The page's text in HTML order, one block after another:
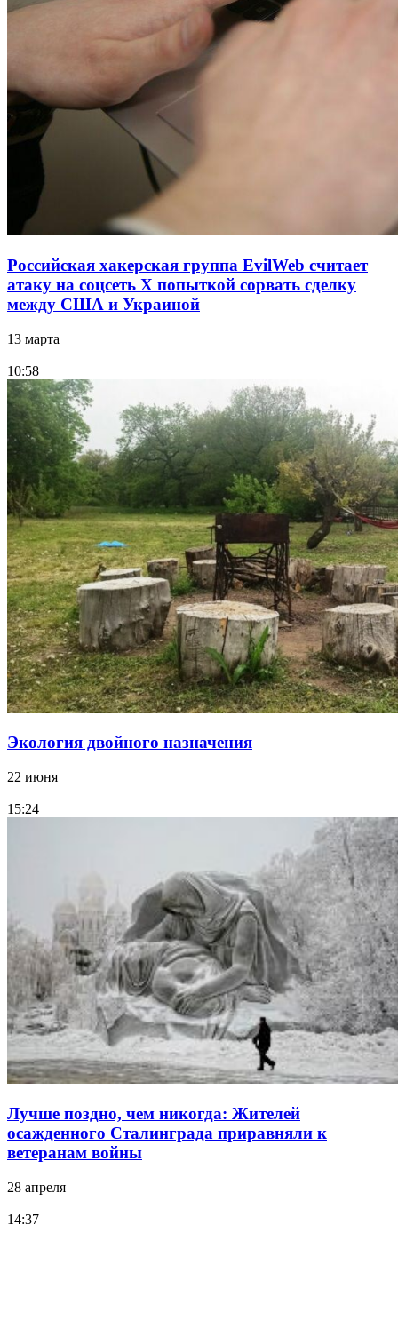
Российская хакерская группа EvilWeb считает
атаку на соцсеть Х попыткой сорвать сделку
между США и Украиной
13 марта
10:58
Экология двойного назначения
22 июня
15:24
Лучше поздно, чем никогда: Жителей
осажденного Сталинграда приравняли к
ветеранам войны
28 апреля
14:37